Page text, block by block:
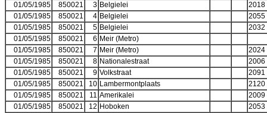
01/05/1985
850021 3 Belgielei
2018
01/05/1985
850021 4 Belgielei
2055
01/05/1985
850021 5 Belgielei
2032
01/05/1985
850021 6 Meir (Metro)
01/05/1985
850021 7 Meir (Metro)
2024
01/05/1985
850021 8 Nationalestraat
2006
01/05/1985
850021 9 Volkstraat
2091
01/05/1985
850021 10 Lambermontplaats
2120
01/05/1985
850021 11 Amerikalei
2009
01/05/1985
850021 12 Hoboken
2053